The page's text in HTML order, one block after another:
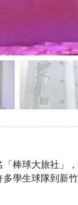
棒球大旅社」
學生球隊到新